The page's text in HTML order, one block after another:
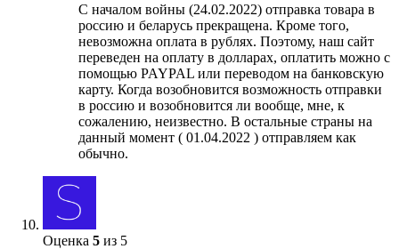
С началом войны (24.02.2022) отправка товара в
россию и беларусь прекращена. Кроме того,
невозможна оплата в рублях. Поэтому, наш сайт
переведен на оплату в долларах, оплатить можно с
помощью PAYPAL или переводом на банковскую
карту. Когда возобновится возможность отправки
в россию и возобновится ли вообще, мне, к
сожалению, неизвестно. В остальные страны на
данный момент ( 01.04.2022 ) отправляем как
обычно.
Оценка 5 из 5